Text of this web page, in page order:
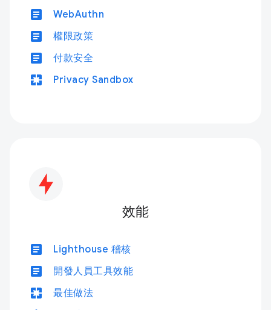
article WebAuthn
article 權限政策
article 付款安全
pages Privacy Sandbox
效能
article Lighthouse 稽核
article 開發人員工具效能
pages 最佳做法